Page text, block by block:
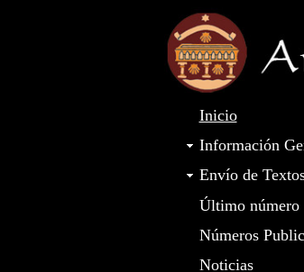
Inicio
Información
Envío de
Último número
Números
Noticias